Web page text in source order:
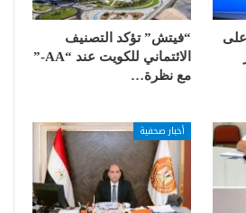
على
“فيتش” تؤكد التصنيف
الائتماني للكويت عند “AA-”
مع نظرة…
أخبار صحفية